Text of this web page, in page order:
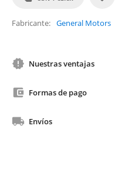
Fabricante General Motors
Nuestras ventajas
Formas de pago
Envíos